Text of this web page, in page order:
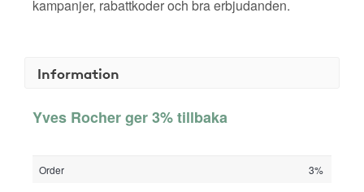
kampanjer, rabattkoder och bra erbjudanden.
Information
Yves Rocher ger 3% tillbaka
Order 3%